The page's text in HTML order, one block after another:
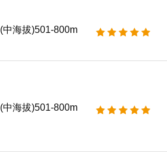
(中海拔)501-800m
(中海拔)501-800m